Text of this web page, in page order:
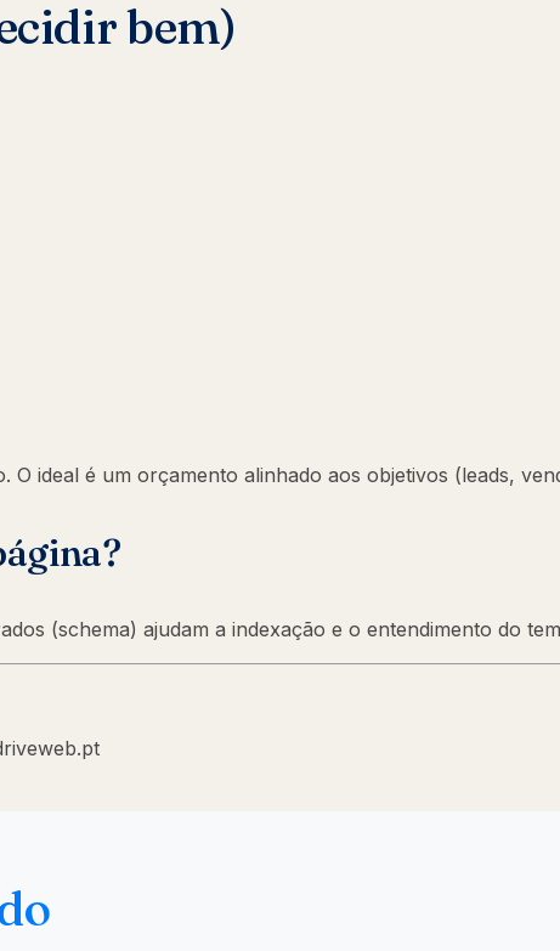
bem)
ideal é um orçamento alinhado aos objetivos (leads,
(schema) ajudam a indexação e o entendimento do